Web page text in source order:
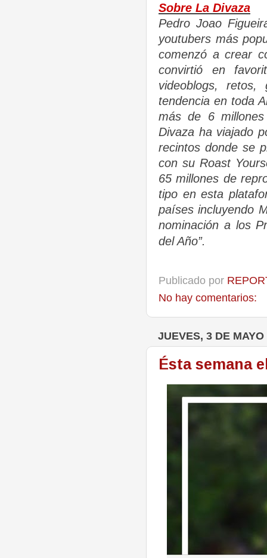
Sobre La Divaza
Pedro Joao
youtubers más
comenzó a crear
convirtió en
videoblogs,
tendencia en toda
más de 6
Divaza ha viajado
recintos donde se
con su Roast
65 millones de
tipo en esta
países incluyendo
nominación a los
del Año”.
Publicado por
No hay comentarios:
JUEVES, 3 DE
Ésta semana